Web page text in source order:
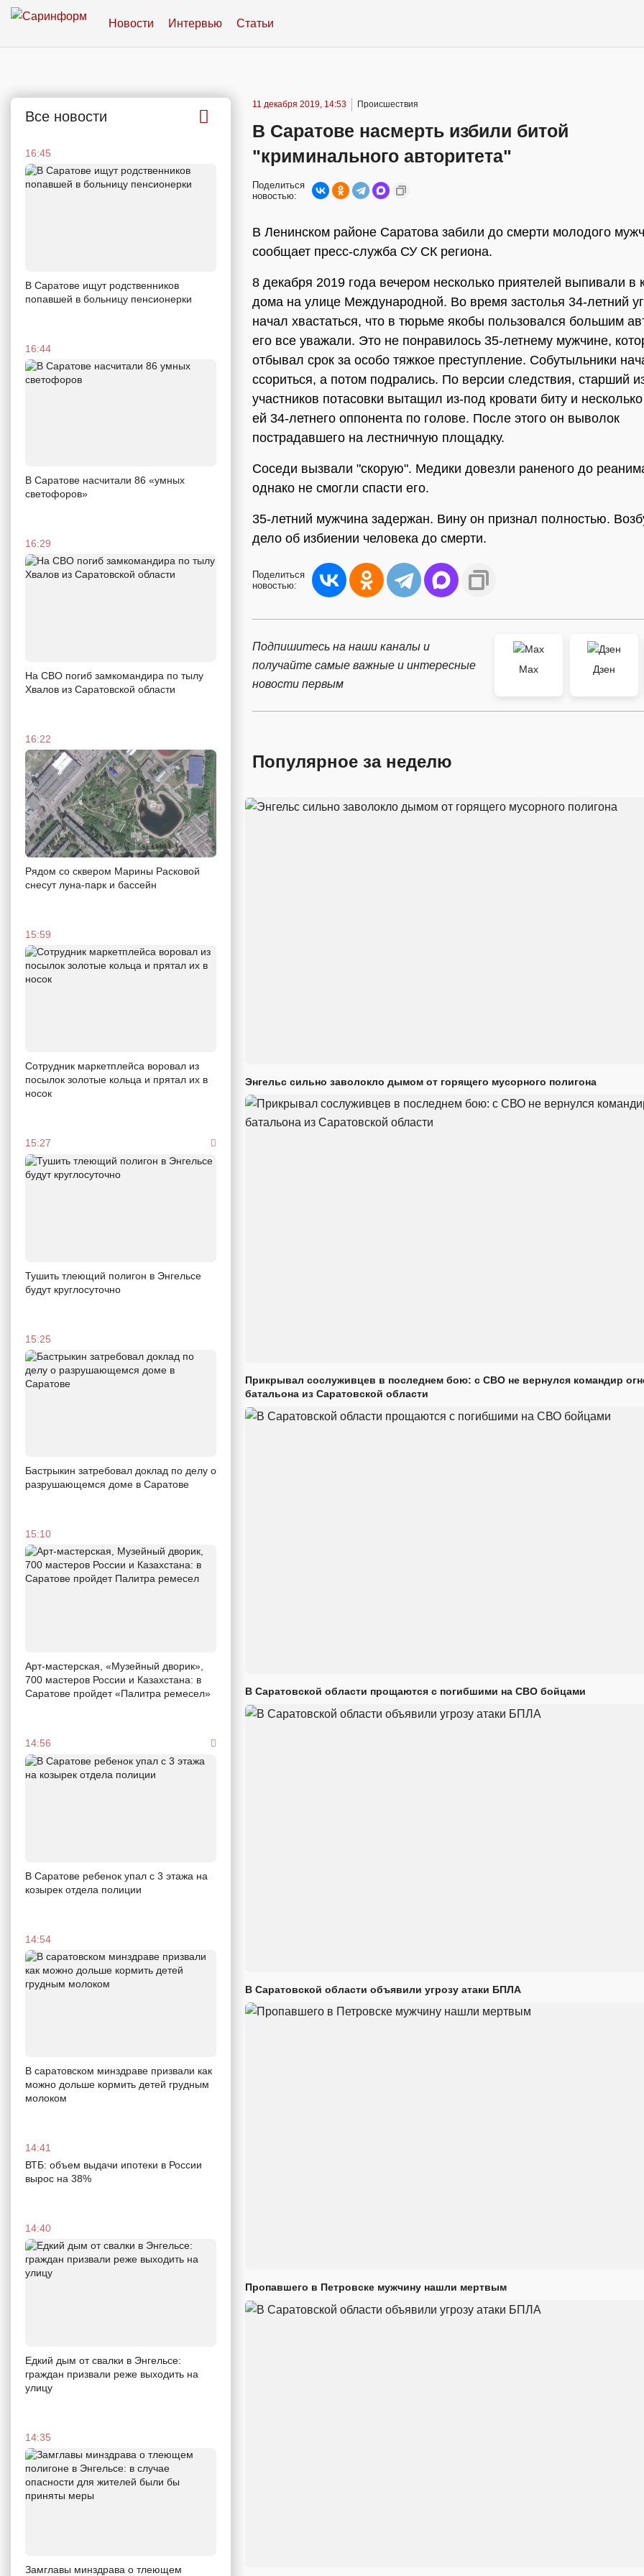
Новости Интервью Статьи
Все новости
16:45
В Саратове ищут родственников
попавшей в больницу пенсионерки
16:44
В Саратове насчитали 86 «умных
светофоров»
16:29
На СВО погиб замкомандира по тылу
Хвалов из Саратовской области
16:22
Рядом со сквером Марины Расковой
снесут луна-парк и бассейн
15:59
Сотрудник маркетплейса воровал из
посылок золотые кольца и прятал их в
носок
15:27
Тушить тлеющий полигон в Энгельсе
будут круглосуточно
15:25
Бастрыкин затребовал доклад по делу о
разрушающемся доме в Саратове
15:10
Арт-мастерская, «Музейный дворик»,
700 мастеров России и Казахстана: в
Саратове пройдет «Палитра ремесел»
14:56
В Саратове ребенок упал с 3 этажа на
козырек отдела полиции
14:54
В саратовском минздраве призвали как
можно дольше кормить детей грудным
молоком
14:41
ВТБ: объем выдачи ипотеки в России
вырос на 38%
14:40
Едкий дым от свалки в Энгельсе:
граждан призвали реже выходить на
улицу
14:35
Замглавы минздрава о тлеющем
11 декабря 2019, 14:53 Происшествия
В Саратове насмерть избили битой
"криминального авторитета"
Поделиться
новостью:
В Ленинском районе Саратова забили до смерти молодого
сообщает пресс-служба СУ СК региона.
8 декабря 2019 года вечером несколько приятелей выпивали в
дома на улице Международной. Во время застолья 34-летний
начал хвастаться, что в тюрьме якобы пользовался большим
его все уважали. Это не понравилось 35-летнему мужчине,
отбывал срок за особо тяжкое преступление. Собутыльники
ссориться, а потом подрались. По версии следствия, старший
участников потасовки вытащил из-под кровати биту и
ей 34-летнего оппонента по голове. После этого он выволок
пострадавшего на лестничную площадку.
Соседи вызвали "скорую". Медики довезли раненого до
однако не смогли спасти его.
35-летний мужчина задержан. Вину он признал полностью.
дело об избиении человека до смерти.
Поделиться
новостью:
Подпишитесь на наши каналы и
получайте самые важные и интересные
новости первым
Max
Дзен
Популярное за неделю
Энгельс сильно заволокло дымом от горящего мусорного полигона
Прикрывал сослуживцев в последнем бою: с СВО не вернулся командир
батальона из Саратовской области
В Саратовской области прощаются с погибшими на СВО бойцами
В Саратовской области объявили угрозу атаки БПЛА
Пропавшего в Петровске мужчину нашли мертвым